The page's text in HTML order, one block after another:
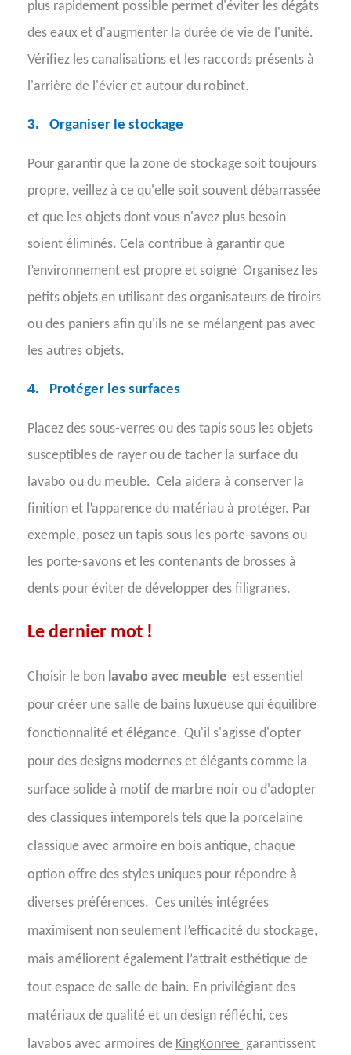
plus rapidement possible permet d'éviter les dégâts
des eaux et d'augmenter la durée de vie de l'unité.
Vérifiez les canalisations et les raccords présents à
l'arrière de l'évier et autour du robinet.
3. Organiser le stockage
Pour garantir que la zone de stockage soit toujours
propre, veillez à ce qu'elle soit souvent débarrassée
et que les objets dont vous n'avez plus besoin
soient éliminés. Cela contribue à garantir que
l’environnement est propre et soigné Organisez les
petits objets en utilisant des organisateurs de tiroirs
ou des paniers afin qu'ils ne se mélangent pas avec
les autres objets.
4. Protéger les surfaces
Placez des sous-verres ou des tapis sous les objets
susceptibles de rayer ou de tacher la surface du
lavabo ou du meuble. Cela aidera à conserver la
finition et l’apparence du matériau à protéger. Par
exemple, posez un tapis sous les porte-savons ou
les porte-savons et les contenants de brosses à
dents pour éviter de développer des filigranes.
Le dernier mot !
Choisir le bon lavabo avec meuble est essentiel
pour créer une salle de bains luxueuse qui équilibre
fonctionnalité et élégance. Qu'il s'agisse d'opter
pour des designs modernes et élégants comme la
surface solide à motif de marbre noir ou d'adopter
des classiques intemporels tels que la porcelaine
classique avec armoire en bois antique, chaque
option offre des styles uniques pour répondre à
diverses préférences. Ces unités intégrées
maximisent non seulement l’efficacité du stockage,
mais améliorent également l’attrait esthétique de
tout espace de salle de bain. En privilégiant des
matériaux de qualité et un design réfléchi, ces
lavabos avec armoires de KingKonree garantissent